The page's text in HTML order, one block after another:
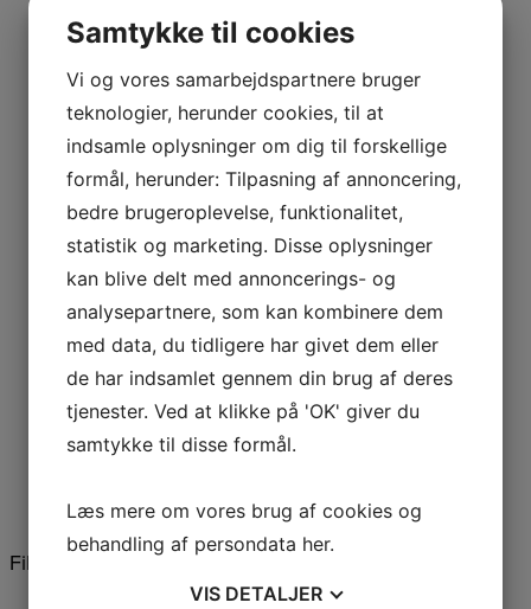
Affugtning
Befugtning
Klimaanlæg
Luftrensning
Måleinstrumenter
Air Visual Pro
Dataloggere
Fugt - transmittere
Håndinstrumenter
Betonfugtighed
Hygrometre
Infrarød temometer
Mini-serien
Radonmåling
Thermografering
Varmepumper
Filtrer
Samtykke til cookies
Vi og vores samarbejdspartnere bruger
teknologier, herunder cookies, til at
indsamle oplysninger om dig til forskellige
formål, herunder: Tilpasning af annoncering,
bedre brugeroplevelse, funktionalitet,
statistik og marketing. Disse oplysninger
kan blive delt med annoncerings- og
analysepartnere, som kan kombinere dem
med data, du tidligere har givet dem eller
de har indsamlet gennem din brug af deres
tjenester. Ved at klikke på 'OK' giver du
samtykke til disse formål.
Læs mere om vores brug af cookies og
behandling af persondata her.
VIS DETALJER